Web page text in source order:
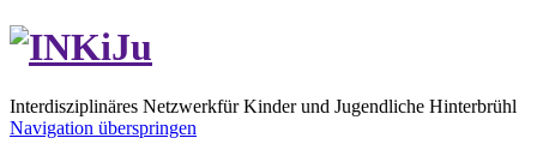
Interdisziplinäres NetzwerkfürKinder und Jugendliche Hinterbrühl
Navigation überspringen